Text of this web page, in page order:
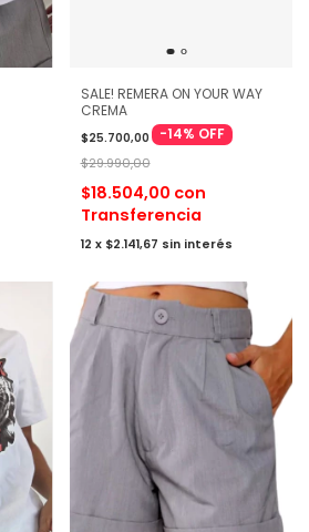
SALE! REMERA ON YOUR WAY
CREMA
$25.700,00 -14% OFF
$29.990,00
$18.504,00 con
Transferencia
12 x $2.141,67 sin interés